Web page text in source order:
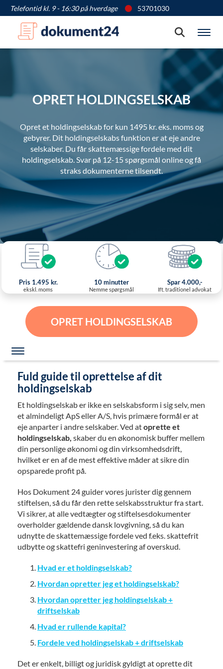
Telefontid kl. 9 - 16:30 på hverdage 53701030
Vis
Søg
OPRET HOLDINGSELSKAB
Opret et holdingselskab for kun 1495 kr. eks. moms og
gebyrer. Dit holdingselskabs funktion er at eje andre
selskaber. Du får skattemæssige fordele med dit
holdingselskab. Svar på 12-15 spørgsmål online og få
straks dokumenterne tilsendt.
Pris 1.495 kr.
ekskl. moms
10 minutter
Nemme spørgsmål
Spar 4.000,-
Ift. traditionel advokat
OPRET HOLDINGSELSKAB
Fuld guide til oprettelse af dit
holdingselskab
Et holdingselskab er ikke en selskabsform i sig selv, men
et almindeligt ApS eller A/S, hvis primære formål er at
eje anparter i andre selskaber. Ved atoprette et
holdingselskab, skaber du en økonomisk buffer mellem
din personlige økonomi og din virksomhedsdrift,
hvilket er en af de mest effektive måder at sikre din
opsparede profit på.
Hos Dokument 24 guider vores jurister dig gennem
stiftelsen, så du får den rette selskabsstruktur fra start.
Vi sikrer, at alle vedtægter og stiftelsesdokumenter
overholder gældende dansk lovgivning, så du kan
udnytte de skattemæssige fordele ved f.eks. skattefrit
udbytte og skattefri geninvestering af overskud.
Hvad er et holdingselskab?
Hvordan opretter jeg et holdingselskab?
Hvordan opretter jeg holdingselskab +
driftselskab
Hvad er rullende kapital?
Fordele ved holdingselskab + driftselskab
Det er enkelt, billigt og juridisk gyldigt at oprette dit